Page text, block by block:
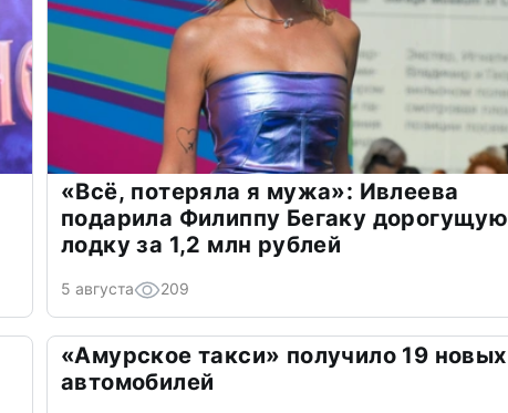
«Всё, потеряла я мужа»: Ивлеева
подарила Филиппу Бегаку дорогущую
лодку за 1,2 млн рублей
5 августа 209
«Амурское такси» получило 19 новых
автомобилей